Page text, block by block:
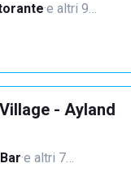
·e altri 9…
- Ayland
Bar·e altri 7…